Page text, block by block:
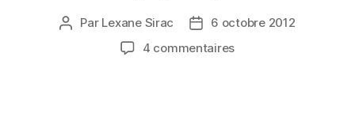
Auteur
Par Lexane Sirac
Date6 octobre 2012
4 commentairessur